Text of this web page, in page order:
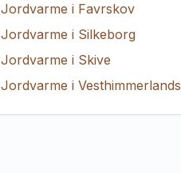
Jordvarme i Favrskov
Jordvarme i Silkeborg
Jordvarme i Skive
Jordvarme i Vesthimmerlands